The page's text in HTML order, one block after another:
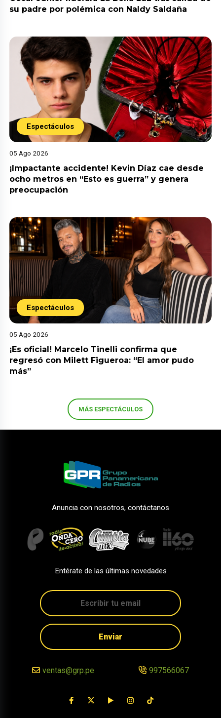
su padre por polémica con Naldy Saldaña
Espectáculos
05 Ago 2026
¡Impactante accidente! Kevin Díaz cae desde
ocho metros en “Esto es guerra” y genera
preocupación
Espectáculos
05 Ago 2026
¡Es oficial! Marcelo Tinelli confirma que
regresó con Milett Figueroa: “El amor pudo
más”
MÁS ESPECTÁCULOS
Anuncia con nosotros, contáctanos
Entérate de las últimas novedades
Enviar
ventas@grp.pe 997566067